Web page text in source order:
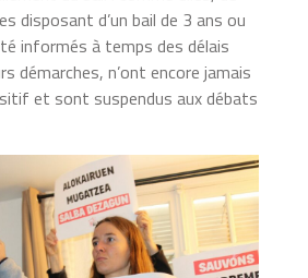
disposant d’un bail de 3 ans ou
informés à temps des délais
démarches, n’ont encore jamais
et sont suspendus aux débats